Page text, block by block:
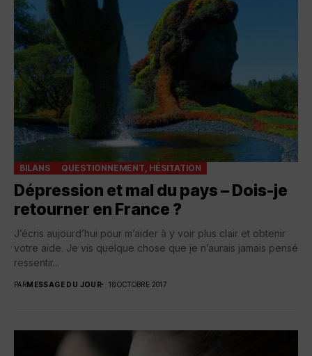
BILANS QUESTIONNEMENT, HÉSITATION
Dépression et mal du pays – Dois-je
retourner en France ?
J’écris aujourd’hui pour m’aider à y voir plus clair et obtenir
votre aide. Je vis quelque chose que je n’aurais jamais pensé
ressentir...
PARMESSAGE DU JOUR 18 OCTOBRE 2017